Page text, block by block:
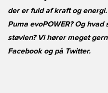
der er fuld af kraft og
Puma evoPOWER? Og
støvlen? Vi hører meget
Facebookog på Twitter.